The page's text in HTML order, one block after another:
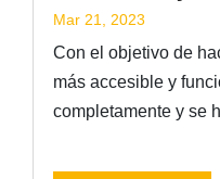
Mar 21, 2023
Con el objetivo de
más accesible y
completamente y se